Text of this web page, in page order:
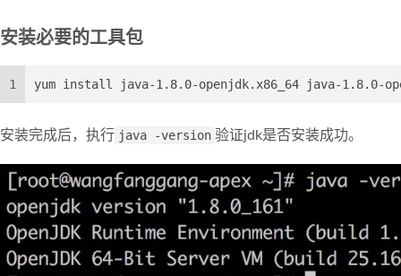
安装必要的工具包
1 yum install java-1.8.0-openjdk.x86_64 java-1.8.0-
安装完成后，执行 java -version 验证jdk是否安装成功。